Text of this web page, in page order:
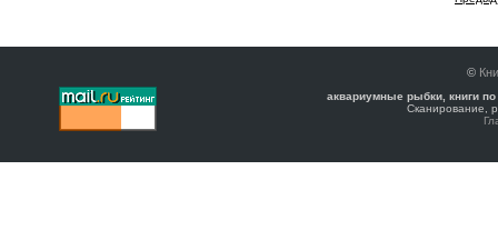
©
аквариумные рыбки, книги
Сканирование,